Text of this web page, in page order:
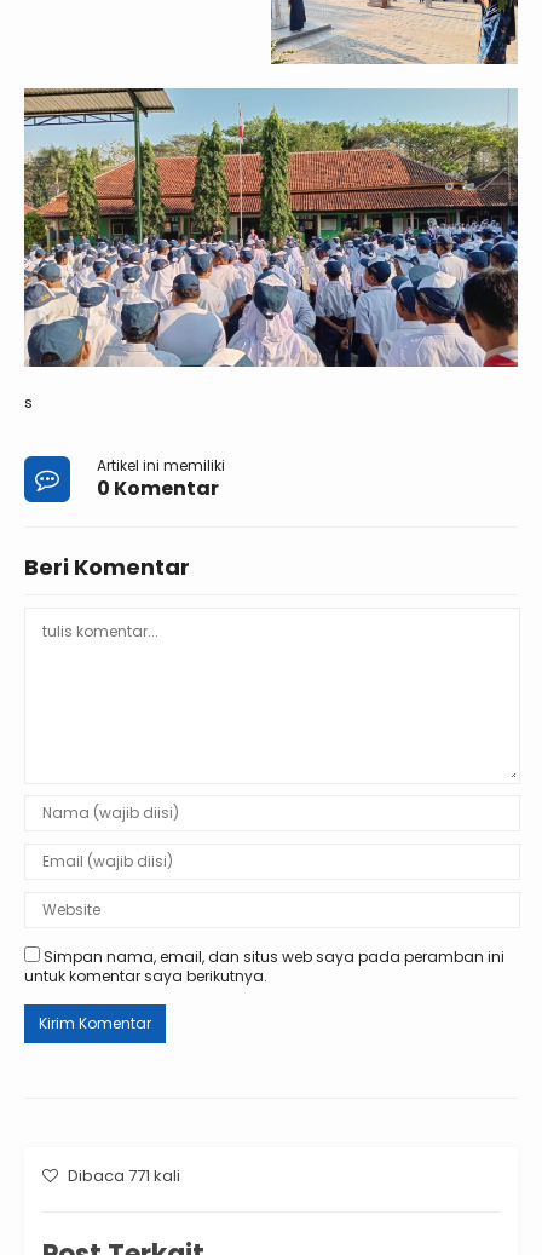
s
Artikel ini memiliki
0 Komentar
Beri Komentar
Simpan nama, email, dan situs web saya pada peramban ini
untuk komentar saya berikutnya.
Dibaca 771 kali